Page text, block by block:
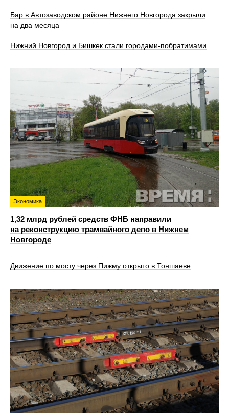
Бар в Автозаводском районе Нижнего Новгорода закрыли
на два месяца
Нижний Новгород и Бишкек стали городами-побратимами
Экономика
1,32 млрд рублей средств ФНБ направили
на реконструкцию трамвайного депо в Нижнем
Новгороде
Движение по мосту через Пижму открыто в Тоншаеве